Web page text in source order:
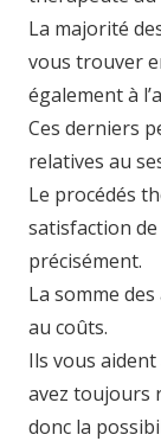
La majorité
vous trouver
également à
Ces derniers
relatives au
Le procédés
satisfaction
précisément.
La somme
au coûts.
Ils vous
avez toujours
donc la